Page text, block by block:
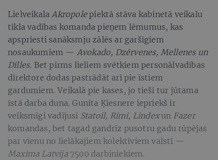
Lielveikala Akropolepiektā stāva kabinetā veikalu
tīkla vadības komanda pieņem lēmumus, kas
apspriesti sanāksmju zālēs ar garšīgiem
nosaukumiem — Avokado, Dzērvenes, Mellenes un
Dilles. Bet pirms lieliem svētkiem personālvadības
direktore dodas pastrādāt arī pie īstiem
gardumiem. Veikalā pie kases, jo tieši tur jūtama
īstā darba duna. Gunita Ķiesnere iepriekš ir
veiksmīgi vadījusi Statoil, Rimi, Lindexun Fazer
komandas, bet tagad gandrīz pusotru gadu rūpējas
par vienu no lielākajiem kolektīviem valstī —
Maxima Latvija 7500 darbiniekiem.